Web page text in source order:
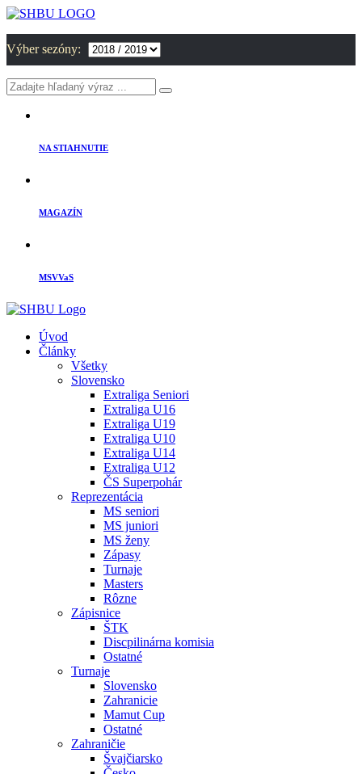
Výber sezóny:
NA STIAHNUTIE
MAGAZÍN
MSVVaS
Úvod
Články
Všetky
Slovensko
Extraliga Seniori
Extraliga U16
Extraliga U19
Extraliga U10
Extraliga U14
Extraliga U12
ČS Superpohár
Reprezentácia
MS seniori
MS juniori
MS ženy
Zápasy
Turnaje
Masters
Rôzne
Zápisnice
ŠTK
Discpilinárna komisia
Ostatné
Turnaje
Slovensko
Zahranicie
Mamut Cup
Ostatné
Zahraničie
Švajčiarsko